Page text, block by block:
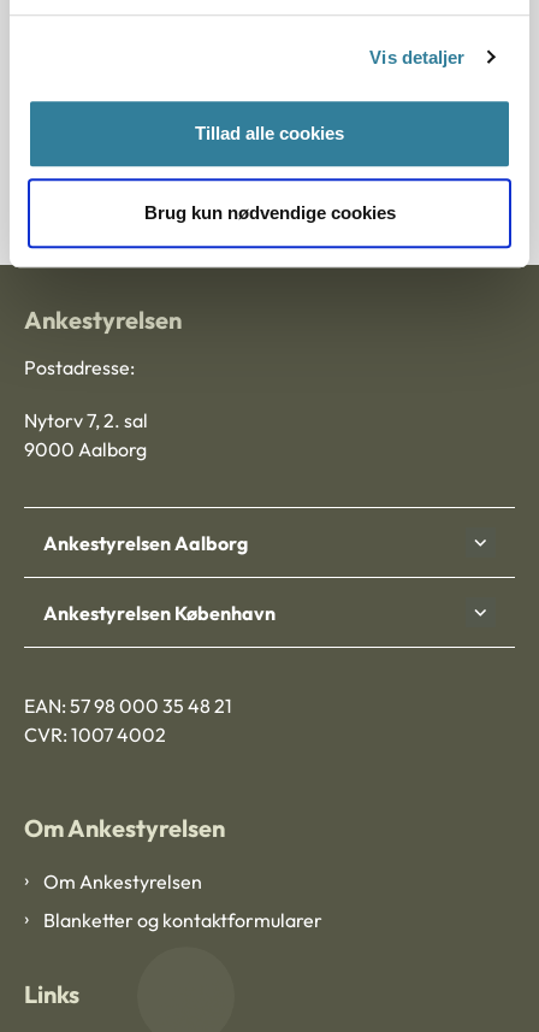
Vis detaljer
Tillad alle cookies
Brug kun nødvendige cookies
Udgået
Ankestyrelsen
Postadresse:
Nytorv 7, 2. sal
9000 Aalborg
Ankestyrelsen Aalborg
Ankestyrelsen København
EAN: 57 98 000 35 48 21
CVR: 1007 4002
Om Ankestyrelsen
Om Ankestyrelsen
Blanketter og kontaktformularer
Links